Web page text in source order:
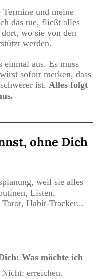
und meine
das tue, fließt alles
wo sie von den
werden.
einmal aus. Es muss
sofort merken, dass
ist. Alles folgt
ohne Dich
weil sie alles
Listen,
Habit-Tracker...
Was möchte ich
Nicht: erreichen.